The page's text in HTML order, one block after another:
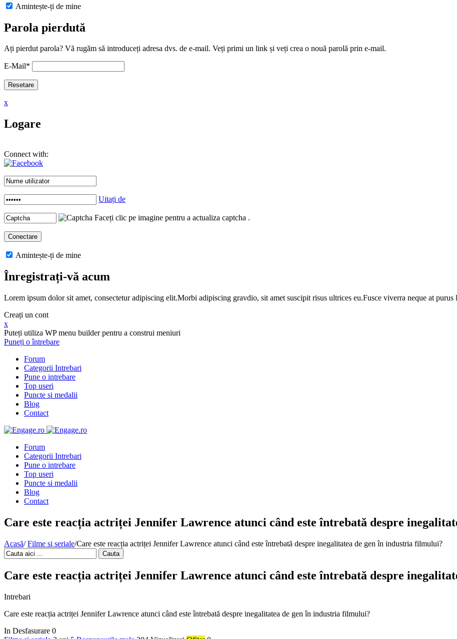
Amintește-ți de mine
Parola pierdută
Ați pierdut parola? Vă rugăm să introduceți adresa dvs. de e-mail. Veți primi un link și veți crea o nouă parolă prin e-mail.
E-Mail*
x
Logare
Connect with:
Uitați de
Faceți clic pe imagine pentru a actualiza captcha .
Amintește-ți de mine
Înregistrați-vă acum
Lorem ipsum dolor sit amet, consectetur adipiscing elit.Morbi adipiscing gravdio, sit amet suscipit risus ultrices eu.Fusce viverra neque at
Creați un cont
x
Puteți utiliza WP menu builder pentru a construi meniuri
Puneți o întrebare
Forum
Categorii Intrebari
Pune o intrebare
Top useri
Puncte si medalii
Blog
Contact
Forum
Categorii Intrebari
Pune o intrebare
Top useri
Puncte si medalii
Blog
Contact
Care este reacția actriței Jennifer Lawrence atunci când este întrebată despre
Acasă/ Filme si seriale/Care este reacția actriței Jennifer Lawrence atunci când este întrebată despre inegalitatea de gen în industria filmului?
Cauta
Care este reacția actriței Jennifer Lawrence atunci când este întrebată despre
Intrebari
Care este reacția actriței Jennifer Lawrence atunci când este întrebată despre inegalitatea de gen în industria filmului?
In Desfasurare 0